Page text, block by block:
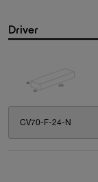
Driver
CV70-F-24-N